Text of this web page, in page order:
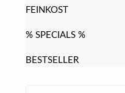
FEINKOST
% SPECIALS %
BESTSELLER